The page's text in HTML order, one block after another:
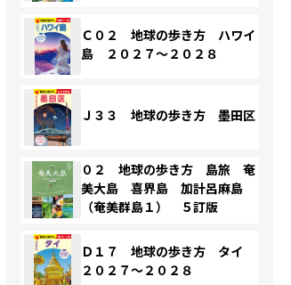
Ｃ０２ 地球の歩き方 ハワイ
島 ２０２７～２０２８
Ｊ３３ 地球の歩き方 墨田区
０２ 地球の歩き方 島旅 奄
美大島 喜界島 加計呂麻島
（奄美群島１） ５訂版
Ｄ１７ 地球の歩き方 タイ
２０２７～２０２８